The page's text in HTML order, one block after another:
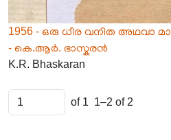
1956 - ഒരു ധീര വനിത അഥവാ
- കെ.ആർ. ഭാസ്കരൻ
K.R. Bhaskaran
of 1 1–2 of 2